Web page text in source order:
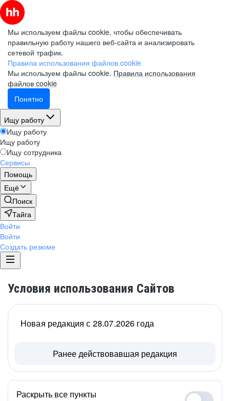
Мы используем файлы cookie, чтобы обеспечивать
правильную работу нашего веб-сайта и анализировать
сетевой трафик.
Правила использования файлов cookie
Мы используем файлы cookie. Правила использования
файлов cookie
Понятно
Ищу работу
Ищу работу
Ищу работу
Ищу сотрудника
Сервисы
Помощь
Ещё
Поиск
Тайга
Войти
Войти
Создать резюме
Условия использования Сайтов
Новая редакция с 28.07.2026 года
Ранее действовавшая редакция
Раскрыть все пункты